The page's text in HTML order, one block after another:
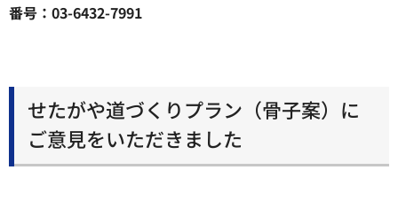
番号：03-6432-7991
せたがや道づくりプラン（骨子案）に
ご意見をいただきました